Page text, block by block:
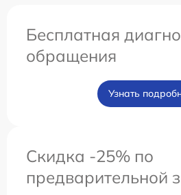
Бесплатная
обращения
Узнать
Скидка -25% по
предварительной